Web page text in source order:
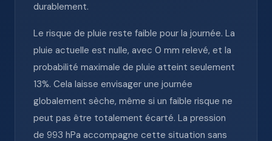
durablement.
Le risque de pluie reste faible pour la journée. La
pluie actuelle est nulle, avec 0 mm relevé, et la
probabilité maximale de pluie atteint seulement
13%. Cela laisse envisager une journée
globalement sèche, même si un faible risque ne
peut pas être totalement écarté. La pression
de 993 hPa accompagne cette situation sans